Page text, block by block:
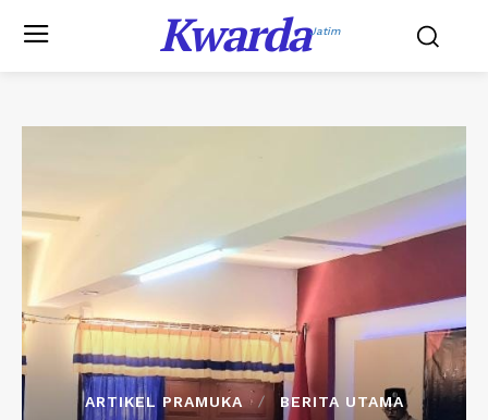
KwardaJatim
ARTIKEL PRAMUKA BERITA UTAMA